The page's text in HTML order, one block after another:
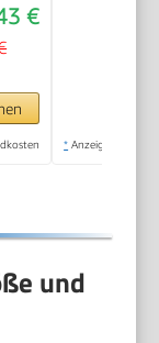
€
* Anzeige
und